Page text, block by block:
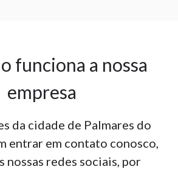
funciona a nossa
empresa
da cidade de Palmares do
entrar em contato conosco,
nossas redes sociais, por